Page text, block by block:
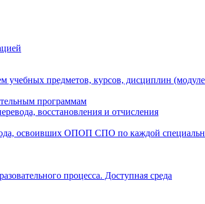
учебных предметов, курсов, дисциплин
программам
восстановления и отчисления
освоивших ОПОП СПО по каждой
процесса. Доступная среда